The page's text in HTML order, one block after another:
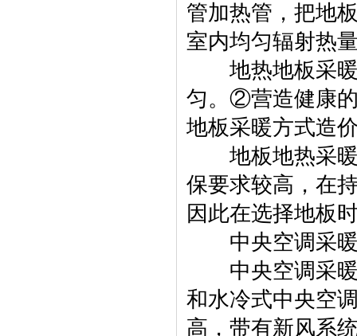
管加热管，把地
室内均匀辐射热
地热地板采暖
匀。②营造健康
地板采暖方式造
地板地热采暖
保要求较高，在
因此在选择地板
中央空调采暖
中央空调采暖
和水冷式中央空
高，带有新风系